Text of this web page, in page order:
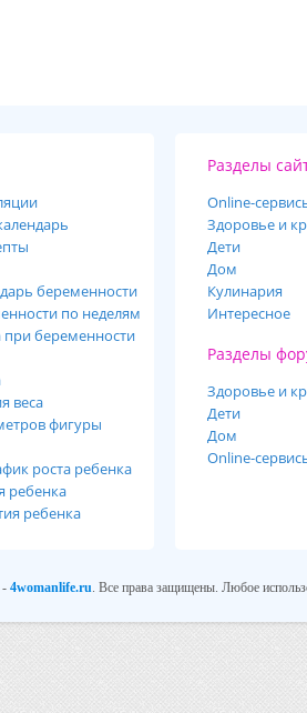
беременности
по неделям
при беременности
веса
фигуры
роста ребенка
ребенка
ребенка
Разделы
Online-
Здоровье и
Дети
Дом
Кулинария
Интересное
Разделы
Здоровье и
Дети
Дом
Online-
-4womanlife.ru. Все права защищены. Любое